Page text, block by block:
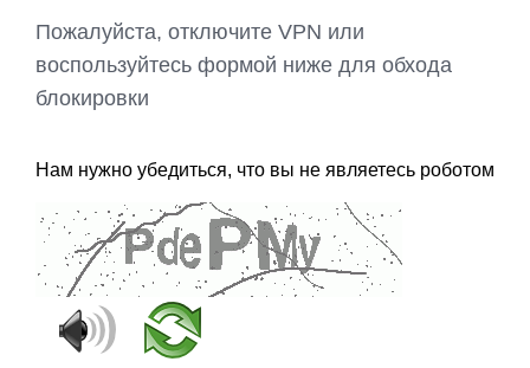
Пожалуйста, отключите VPN или
воспользуйтесь формой ниже для обхода
блокировки
Нам нужно убедиться, что вы не являетесь роботом